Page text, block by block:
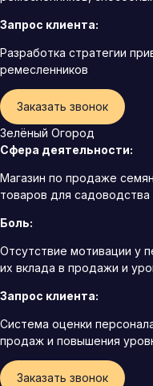
Запрос клиента:
Разработка стратегии
ремесленников
Заказать звонок
Зелёный Огород
Сфера деятельности:
Магазин по продаже
товаров для садоводства
Боль:
Отсутствие мотивации у
их вклада в продажи и
Запрос клиента:
Система оценки
продаж и повышения
Заказать звонок